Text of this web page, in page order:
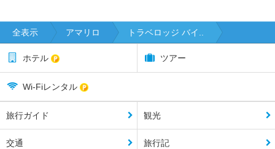
全表示 アマリロ トラベロッジ バイ..
ホテル ツアー
Wi-Fiレンタル
旅行ガイド 観光
交通 旅行記